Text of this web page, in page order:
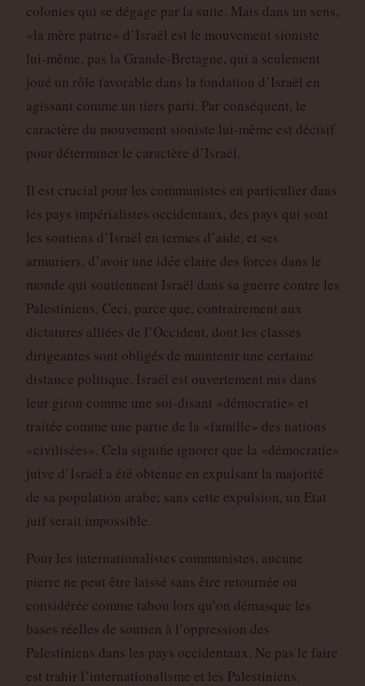
colonies qui se dégage par la suite. Mais dans un sens,
«la mère patrie» d’Israël est le mouvement sioniste
lui-même, pas la Grande-Bretagne, qui a seulement
joué un rôle favorable dans la fondation d’Israël en
agissant comme un tiers parti. Par conséquent, le
caractère du mouvement sioniste lui-même est décisif
pour déterminer le caractère d’Israël.
Il est crucial pour les communistes en particulier dans
les pays impérialistes occidentaux, des pays qui sont
les soutiens d’Israël en termes d’aide, et ses
armuriers, d’avoir une idée claire des forces dans le
monde qui soutiennent Israël dans sa guerre contre les
Palestiniens. Ceci, parce que, contrairement aux
dictatures alliées de l’Occident, dont les classes
dirigeantes sont obligés de maintenir une certaine
distance politique, Israël est ouvertement mis dans
leur giron comme une soi-disant «démocratie» et
traitée comme une partie de la «famille» des nations
«civilisées». Cela signifie ignorer que la «démocratie»
juive d’Israël a été obtenue en expulsant la majorité
de sa population arabe; sans cette expulsion, un Etat
juif serait impossible.
Pour les internationalistes communistes, aucune
pierre ne peut être laissé sans être retournée ou
considérée comme tabou lors qu’on démasque les
bases réelles de soutien à l’oppression des
Palestiniens dans les pays occidentaux. Ne pas le faire
est trahir l’internationalisme et les Palestiniens.